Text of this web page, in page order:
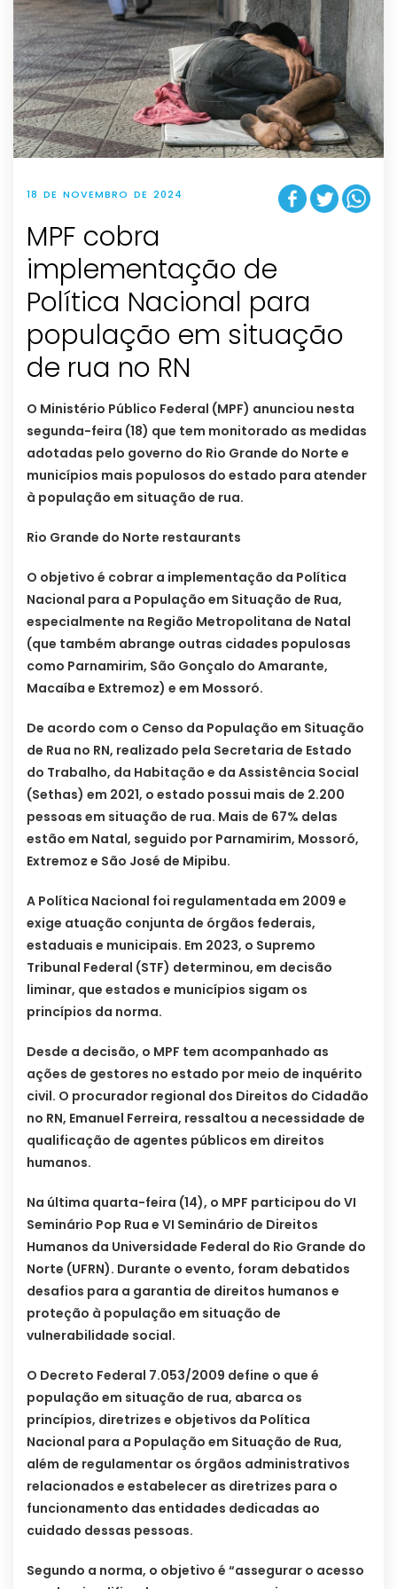
18 DE NOVEMBRO DE 2024
MPF cobra
implementação de
Política Nacional para
população em situação
de rua no RN
O Ministério Público Federal (MPF) anunciou nesta
segunda-feira (18) que tem monitorado as medidas
adotadas pelo governo do Rio Grande do Norte e
municípios mais populosos do estado para atender
à população em situação de rua.
Rio Grande do Norte restaurants
O objetivo é cobrar a implementação da Política
Nacional para a População em Situação de Rua,
especialmente na Região Metropolitana de Natal
(que também abrange outras cidades populosas
como Parnamirim, São Gonçalo do Amarante,
Macaíba e Extremoz) e em Mossoró.
De acordo com o Censo da População em Situação
de Rua no RN, realizado pela Secretaria de Estado
do Trabalho, da Habitação e da Assistência Social
(Sethas) em 2021, o estado possui mais de 2.200
pessoas em situação de rua. Mais de 67% delas
estão em Natal, seguido por Parnamirim, Mossoró,
Extremoz e São José de Mipibu.
A Política Nacional foi regulamentada em 2009 e
exige atuação conjunta de órgãos federais,
estaduais e municipais. Em 2023, o Supremo
Tribunal Federal (STF) determinou, em decisão
liminar, que estados e municípios sigam os
princípios da norma.
Desde a decisão, o MPF tem acompanhado as
ações de gestores no estado por meio de inquérito
civil. O procurador regional dos Direitos do Cidadão
no RN, Emanuel Ferreira, ressaltou a necessidade de
qualificação de agentes públicos em direitos
humanos.
Na última quarta-feira (14), o MPF participou do VI
Seminário Pop Rua e VI Seminário de Direitos
Humanos da Universidade Federal do Rio Grande do
Norte (UFRN). Durante o evento, foram debatidos
desafios para a garantia de direitos humanos e
proteção à população em situação de
vulnerabilidade social.
O Decreto Federal 7.053/2009 define o que é
população em situação de rua, abarca os
princípios, diretrizes e objetivos da Política
Nacional para a População em Situação de Rua,
além de regulamentar os órgãos administrativos
relacionados e estabelecer as diretrizes para o
funcionamento das entidades dedicadas ao
cuidado dessas pessoas.
Segundo a norma, o objetivo é “assegurar o acesso